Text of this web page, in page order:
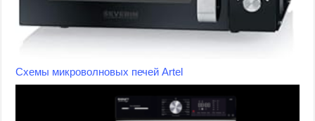
Схемы микроволновых печей Artel